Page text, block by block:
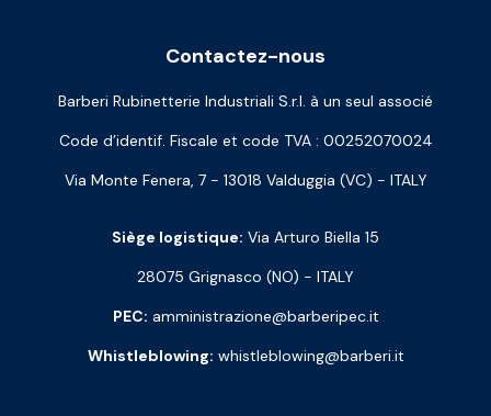
Contactez-nous
Barberi Rubinetterie Industriali S.r.l. à un seul associé
Code d’identif. Fiscale et code TVA : 00252070024
Via Monte Fenera, 7 - 13018 Valduggia (VC) - ITALY
Siège logistique: Via Arturo Biella 15
28075 Grignasco (NO) - ITALY
PEC: amministrazione@barberipec.it
Whistleblowing: whistleblowing@barberi.it